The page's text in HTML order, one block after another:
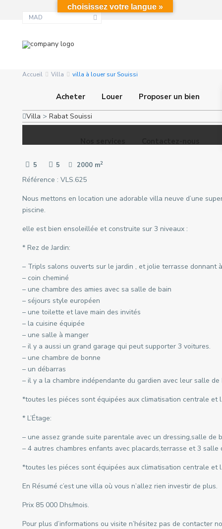
MAD
Acheter Louer Proposer un bien
Accueil Villa villa à louer sur Souissi
Villa > Rabat Souissi
5 5 2000 m2
Référence : VLS.625
Nous mettons en location une adorable villa neuve d’une
piscine.
elle est bien ensoleillée et construite sur 3 niveaux :
* Rez de Jardin:
– Tripls salons ouverts sur le jardin , et jolie terrasse donnant
– coin cheminé
– une chambre des amies avec sa salle de bain
– séjours style européen
– une toilette et lave main des invités
– la cuisine équipée
– une salle à manger
– il y a aussi un grand garage qui peut supporter 3 voitures.
– une chambre de bonne
– un débarras
– il y a la chambre indépendante du gardien avec leur salle de
*toutes les piéces sont équipées aux climatisation centrale et
* L’Étage:
– une assez grande suite parentale avec un dressing,salle de
– 4 autres chambres enfants avec placards,terrasse et 3 salle
*toutes les piéces sont équipées aux climatisation centrale et
En Résumé c’est une villa où vous n’allez rien investir de plus.
Prix 85 000 Dhs/mois.
Pour plus d’informations ou visite n’hésitez pas de contacter
choisissez votre langue »